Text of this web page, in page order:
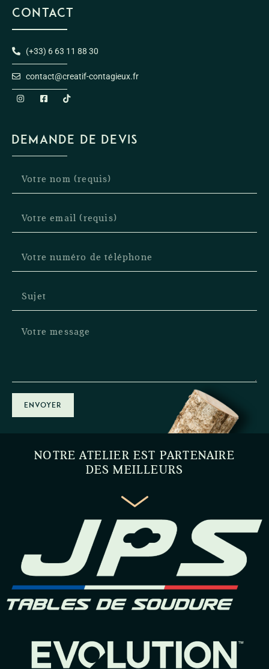
CONTACT
(+33) 6 63 11 88 30
contact@creatif-contagieux.fr
DEMANDE DE DEVIS
ENVOYER
NOTRE ATELIER EST PARTENAIRE
DES MEILLEURS